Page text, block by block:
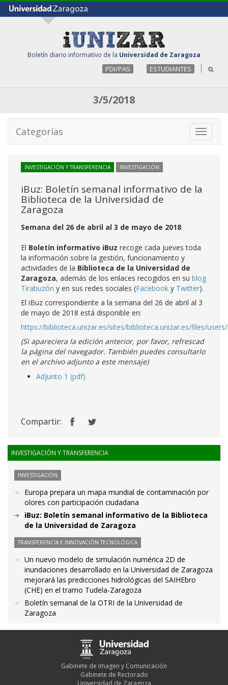
Boletín diario informativo de la Universidad de Zaragoza
PDI/PAS ESTUDIANTES
3/5/2018
Toggle
Categorías
INVESTIGACIÓN Y TRANSFERENCIA INVESTIGACIÓN
iBuz: Boletín semanal informativo de la
Biblioteca de la Universidad de
Zaragoza
Semana del 26 de abril al 3 de mayo de 2018
El Boletín informativo iBuz recoge cada jueves toda
la información sobre la gestión, funcionamiento y
actividades de la Biblioteca de la Universidad de
Zaragoza, además de los enlaces recogidos en su blog
Tirabuzón y en sus redes sociales (Facebook y Twitter).
El iBuz correspondiente a la semana del 26 de abril al 3
de mayo de 2018 está disponible en:
https://biblioteca.unizar.es/sites/biblioteca.unizar.es/files/
(Si apareciera la edición anterior, por favor, refrescad
la página del navegador. También puedes consultarlo
en el archivo adjunto a este mensaje)
Adjunto 1 (pdf)
Compartir:
INVESTIGACIÓN Y TRANSFERENCIA
INVESTIGACIÓN
Europa prepara un mapa mundial de contaminación por
olores con participación ciudadana
iBuz: Boletín semanal informativo de la Biblioteca
de la Universidad de Zaragoza
TRANSFERENCIA E INNOVACIÓN TECNOLÓGICA
Un nuevo modelo de simulación numérica 2D de
inundaciones desarrollado en la Universidad de Zaragoza
mejorará las predicciones hidrológicas del SAIHEbro
(CHE) en el tramo Tudela-Zaragoza
Boletín semanal de la OTRI de la Universidad de
Zaragoza
Gabinete de Imagen y Comunicación
Gabinete de Rectorado
Universidad de Zaragoza